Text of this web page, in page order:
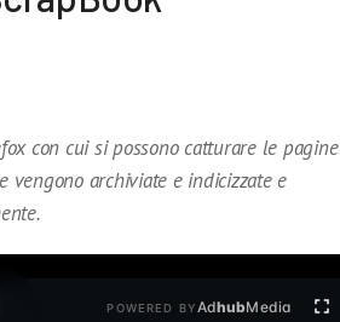
con cui si possono catturare le pagine
vengono archiviate e indicizzate e
POWERED BYAdhubMedia